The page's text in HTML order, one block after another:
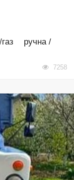
ручна /
7258